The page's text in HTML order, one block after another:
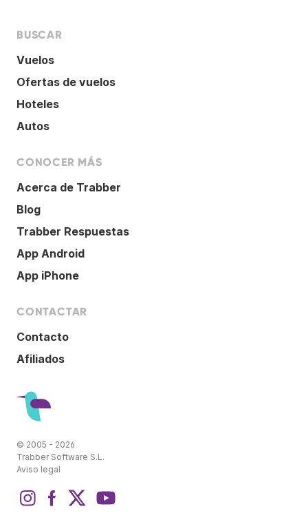
BUSCAR
Vuelos
Ofertas de vuelos
Hoteles
Autos
CONOCER MÁS
Acerca de Trabber
Blog
Trabber Respuestas
App Android
App iPhone
CONTACTAR
Contacto
Afiliados
© 2005 - 2026
Trabber Software S.L.
Aviso legal